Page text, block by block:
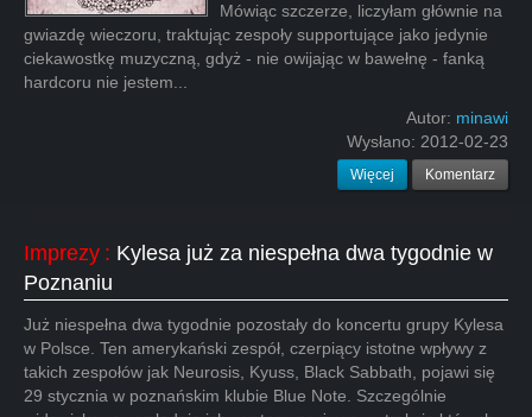
Mówiąc szczerze, liczyłam głównie na
gwiazdę wieczoru, traktując zespoły supportujące jako jedynie
ciekawostkę muzyczną, gdyż - nie owijając w bawełnę - fanką
hardcoru nie jestem...
Autor: minawi
Wysłano: 2012-02-23
Więcej Komentarz
Imprezy : Kylesa już za niespełna dwa tygodnie w
Poznaniu
Już niespełna dwa tygodnie pozostały do koncertu grupy Kylesa
w Polsce. Ten amerykański zespół, czerpiący istotne wpływy z
takich zespołów jak Neurosis, Kyuss, Black Sabbath, pojawi się
29 stycznia w poznańskim klubie Blue Note. Szczególnie